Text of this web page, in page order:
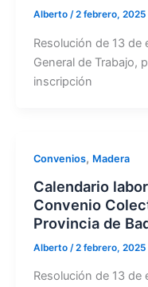
Alberto /2 febrero, 2025
Resolución de 13 de
General de Trabajo,
inscripción
Convenios, Madera
Calendario
Convenio
Provincia de
Alberto /2 febrero, 2025
Resolución de 13 de